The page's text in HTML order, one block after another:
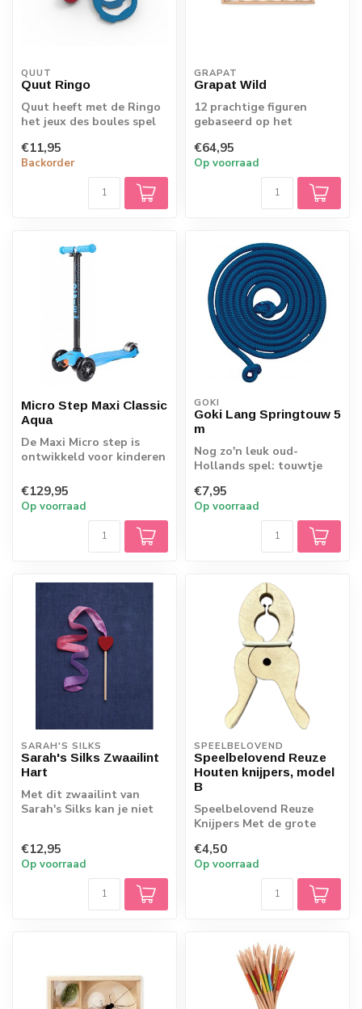
QUUT
Quut Ringo
Quut heeft met de Ringo
het jeux des boules spel
uitgevo...
€11,95
Backorder
GRAPAT
Grapat Wild
12 prachtige figuren
gebaseerd op het
'beestje' heeft zi...
€64,95
Op voorraad
Micro Step Maxi Classic
Aqua
De Maxi Micro step is
ontwikkeld voor kinderen
step h...
€129,95
Op voorraad
GOKI
Goki Lang Springtouw 5
m
Nog zo'n leuk oud-
Hollands spel: touwtje
€7,95
Op voorraad
SARAH'S SILKS
Sarah's Silks Zwaailint
Hart
Met dit zwaailint van
Sarah's Silks kan je niet
€12,95
Op voorraad
SPEELBELOVEND
Speelbelovend Reuze
Houten knijpers, model
B
Speelbelovend Reuze
Knijpers Met de grote
Speelbelovend, kan...
€4,50
Op voorraad